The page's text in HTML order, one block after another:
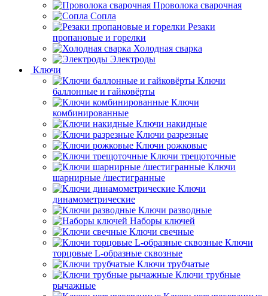
Проволока сварочная
Сопла
Резаки
пропановые и горелки
Холодная сварка
Электроды
Ключи
Ключи
баллонные и гайковёрты
Ключи
комбинированные
Ключи накидные
Ключи разрезные
Ключи рожковые
Ключи трещоточные
Ключи
шарнирные /шестигранные
Ключи
динамометрические
Ключи разводные
Наборы ключей
Ключи свечные
Ключи
торцовые L-образные сквозные
Ключи трубчатые
Ключи трубные
рычажные